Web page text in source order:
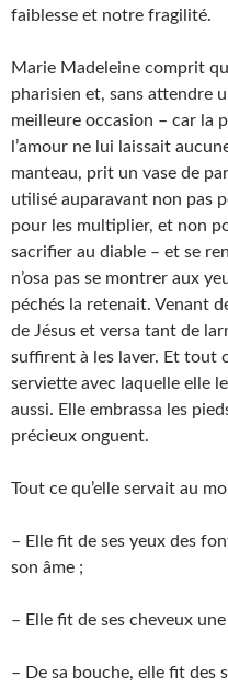
faiblesse et notre fragilité.
Marie Madeleine comprit
pharisien et, sans attendre
meilleure occasion – car la
l’amour ne lui laissait
manteau, prit un vase de
utilisé auparavant non pas
pour les multiplier, et non
sacrifier au diable – et se
n’osa pas se montrer aux
péchés la retenait. Venant
de Jésus et versa tant de
suffirent à les laver. Et tout
serviette avec laquelle elle
aussi. Elle embrassa les
précieux onguent.
Tout ce qu’elle servait au
– Elle fit de ses yeux des
son âme ;
– Elle fit de ses cheveux
– De sa bouche, elle fit des